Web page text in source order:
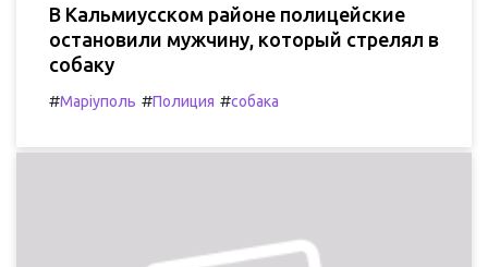
В Кальмиусском районе полицейские
остановили мужчину, который стрелял в
собаку
#Маріуполь #Полиция #собака